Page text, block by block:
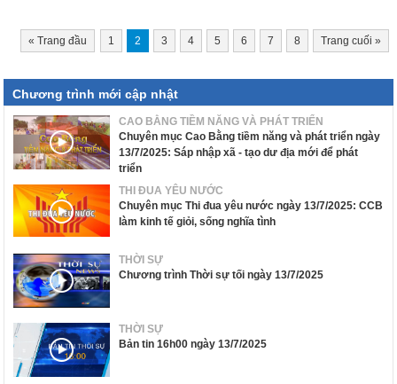
« Trang đầu 1 2 3 4 5 6 7 8 Trang cuối »
Chương trình mới cập nhật
CAO BẰNG TIỀM NĂNG VÀ PHÁT TRIỂN
Chuyên mục Cao Bằng tiềm năng và phát triển ngày
13/7/2025: Sáp nhập xã - tạo dư địa mới để phát
triển
THI ĐUA YÊU NƯỚC
Chuyên mục Thi đua yêu nước ngày 13/7/2025: CCB
làm kinh tế giỏi, sống nghĩa tình
THỜI SỰ
Chương trình Thời sự tối ngày 13/7/2025
THỜI SỰ
Bản tin 16h00 ngày 13/7/2025